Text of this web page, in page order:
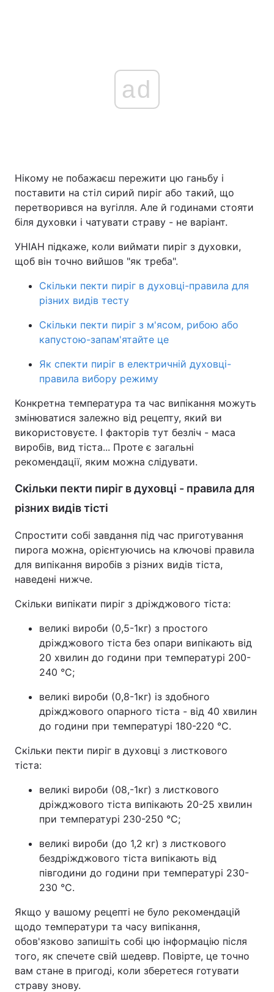
ad
Нікому не побажаєш пережити цю ганьбу і
поставити на стіл сирий пиріг або такий, що
перетворився на вугілля. Але й годинами стояти
біля духовки і чатувати страву - не варіант.
УНІАН підкаже, коли виймати пиріг з духовки,
щоб він точно вийшов "як треба".
Скільки пекти пиріг в духовці-правила для
різних видів тесту
Скільки пекти пиріг з м'ясом, рибою або
капустою-запам'ятайте це
Як спекти пиріг в електричній духовці-
правила вибору режиму
Конкретна температура та час випікання можуть
змінюватися залежно від рецепту, який ви
використовуєте. І факторів тут безліч - маса
виробів, вид тіста... Проте є загальні
рекомендації, яким можна слідувати.
Скільки пекти пиріг в духовці - правила для
різних видів тісті
Спростити собі завдання під час приготування
пирога можна, орієнтуючись на ключові правила
для випікання виробів з різних видів тіста,
наведені нижче.
Скільки випікати пиріг з дріжджового тіста:
великі вироби (0,5-1кг) з простого
дріжджового тіста без опари випікають від
20 хвилин до години при температурі 200-
240 °C;
великі вироби (0,8-1кг) із здобного
дріжджового опарного тіста - від 40 хвилин
до години при температурі 180-220 °C.
Скільки пекти пиріг в духовці з листкового
тіста:
великі вироби (08,-1кг) з листкового
дріжджового тіста випікають 20-25 хвилин
при температурі 230-250 °C;
великі вироби (до 1,2 кг) з листкового
бездріжджового тіста випікають від
півгодини до години при температурі 230-
230 °C.
Якщо у вашому рецепті не було рекомендацій
щодо температури та часу випікання,
обов'язково запишіть собі цю інформацію після
того, як спечете свій шедевр. Повірте, це точно
вам стане в пригоді, коли зберетеся готувати
страву знову.